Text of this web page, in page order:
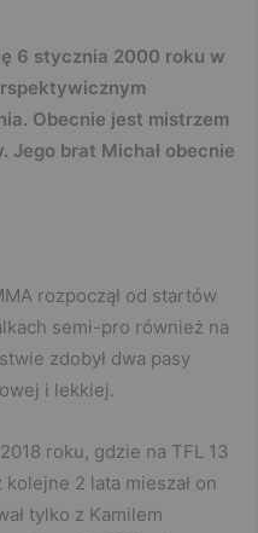
6 stycznia 2000 roku w
Obecnie jest mistrzem
Jego brat Michał obecnie
rozpoczął od startów
semi-pro również na
zdobył dwa pasy
i lekkiej.
roku, gdzie na TFL 13
2 lata mieszał on
tylko z Kamilem